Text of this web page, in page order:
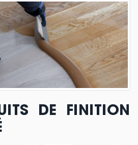
DE FINITION